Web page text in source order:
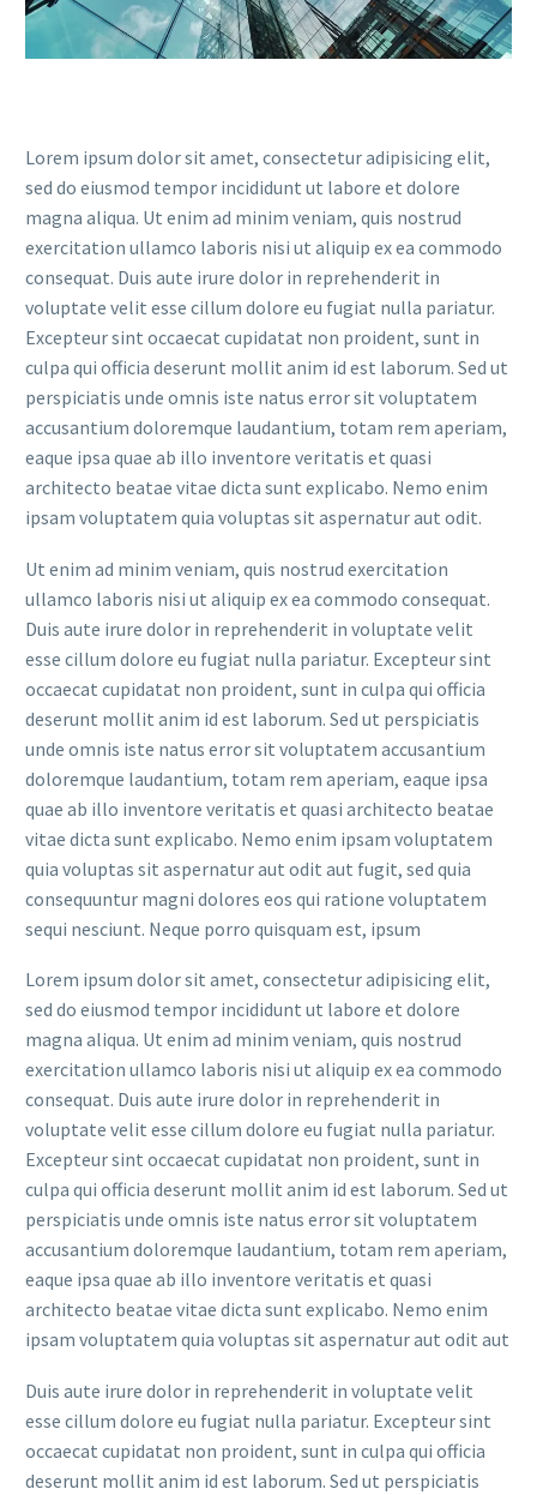
Lorem ipsum dolor sit amet, consectetur adipisicing elit,
sed do eiusmod tempor incididunt ut labore et dolore
magna aliqua. Ut enim ad minim veniam, quis nostrud
exercitation ullamco laboris nisi ut aliquip ex ea commodo
consequat. Duis aute irure dolor in reprehenderit in
voluptate velit esse cillum dolore eu fugiat nulla pariatur.
Excepteur sint occaecat cupidatat non proident, sunt in
culpa qui officia deserunt mollit anim id est laborum. Sed ut
perspiciatis unde omnis iste natus error sit voluptatem
accusantium doloremque laudantium, totam rem aperiam,
eaque ipsa quae ab illo inventore veritatis et quasi
architecto beatae vitae dicta sunt explicabo. Nemo enim
ipsam voluptatem quia voluptas sit aspernatur aut odit.
Ut enim ad minim veniam, quis nostrud exercitation
ullamco laboris nisi ut aliquip ex ea commodo consequat.
Duis aute irure dolor in reprehenderit in voluptate velit
esse cillum dolore eu fugiat nulla pariatur. Excepteur sint
occaecat cupidatat non proident, sunt in culpa qui officia
deserunt mollit anim id est laborum. Sed ut perspiciatis
unde omnis iste natus error sit voluptatem accusantium
doloremque laudantium, totam rem aperiam, eaque ipsa
quae ab illo inventore veritatis et quasi architecto beatae
vitae dicta sunt explicabo. Nemo enim ipsam voluptatem
quia voluptas sit aspernatur aut odit aut fugit, sed quia
consequuntur magni dolores eos qui ratione voluptatem
sequi nesciunt. Neque porro quisquam est, ipsum
Lorem ipsum dolor sit amet, consectetur adipisicing elit,
sed do eiusmod tempor incididunt ut labore et dolore
magna aliqua. Ut enim ad minim veniam, quis nostrud
exercitation ullamco laboris nisi ut aliquip ex ea commodo
consequat. Duis aute irure dolor in reprehenderit in
voluptate velit esse cillum dolore eu fugiat nulla pariatur.
Excepteur sint occaecat cupidatat non proident, sunt in
culpa qui officia deserunt mollit anim id est laborum. Sed ut
perspiciatis unde omnis iste natus error sit voluptatem
accusantium doloremque laudantium, totam rem aperiam,
eaque ipsa quae ab illo inventore veritatis et quasi
architecto beatae vitae dicta sunt explicabo. Nemo enim
ipsam voluptatem quia voluptas sit aspernatur aut odit aut
Duis aute irure dolor in reprehenderit in voluptate velit
esse cillum dolore eu fugiat nulla pariatur. Excepteur sint
occaecat cupidatat non proident, sunt in culpa qui officia
deserunt mollit anim id est laborum. Sed ut perspiciatis